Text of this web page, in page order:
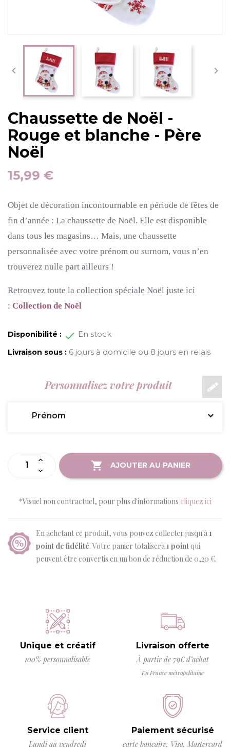
 
Chaussette de Noël -
Rouge et blanche - Père
Noël
15,99 €
Objet de décoration incontournable en période de fêtes de
fin d’année : La chaussette de Noël. Elle est disponible
dans tous les magasins… Mais, une chaussette
personnalisée avec votre prénom ou surnom, vous n’en
trouverez nulle part ailleurs !
Retrouvez toute la collection spéciale Noël juste ici
: Collection de Noël
Disponibilité : En stock
Livraison sous : 6 jours à domicile ou 8 jours en relais
Personnalisez votre produit
Prénom
AJOUTER AU PANIER
*Visuel non contractuel, pour plus d'informations cliquez ici
En achetant ce produit, vous pouvez collecter jusqu'à 1
point de fidélité. Votre panier totalisera 1 pointqui
peuvent être convertis en un bon de réduction de 0,20 €.
Unique et créatif
100% personnalisable
Livraison offerte
À partir de 79€ d’achat
En France métropolitaine
Service client
Lundi au vendredi
Paiement sécurisé
carte bancaire, Visa, Mastercard